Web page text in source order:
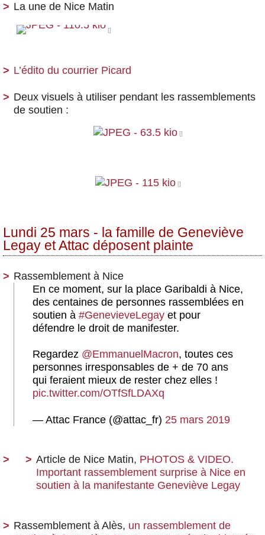
La une de Nice Matin
L’édito du courrier Picard
Deux visuels à utiliser pendant les rassemblements
de soutien :
Lundi 25 mars - la famille de Geneviève
Legay et Attac déposent plainte
Rassemblement à Nice
En ce moment, sur la place Garibaldi à Nice,
des centaines de personnes rassemblées en
soutien à #GenevieveLegay et pour
défendre le droit de manifester.
Regardez @EmmanuelMacron, toutes ces
personnes irresponsables de + de 70 ans
qui feraient mieux de rester chez elles !
pic.twitter.com/OTfSfLDAXq
— Attac France (@attac_fr) 25 mars 2019
Article de Nice Matin, PHOTOS & VIDEO.
Important rassemblement surprise à Nice en
soutien à la manifestante Geneviève Legay
Rassemblement à Alès, un rassemblement de